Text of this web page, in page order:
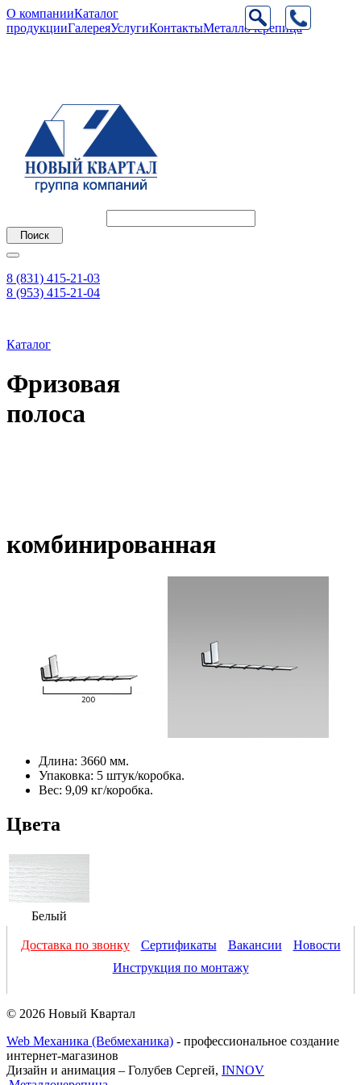
О компанииКаталог
продукцииГалереяУслугиКонтактыМеталлочерепица
8 (831) 415-21-03
8 (953) 415-21-04
Каталог
Фризовая
полоса
комбинированная
Длина: 3660 мм.
Упаковка: 5 штук/коробка.
Вес: 9,09 кг/коробка.
Цвета
Белый
Доставка по звонку Сертификаты Вакансии
Новости
Инструкция по монтажу
© 2026 Новый Квартал
Web Механика (Вебмеханика) - профессиональное создание
интернет-магазинов
Дизайн и анимация – Голубев Сергей, INNOV